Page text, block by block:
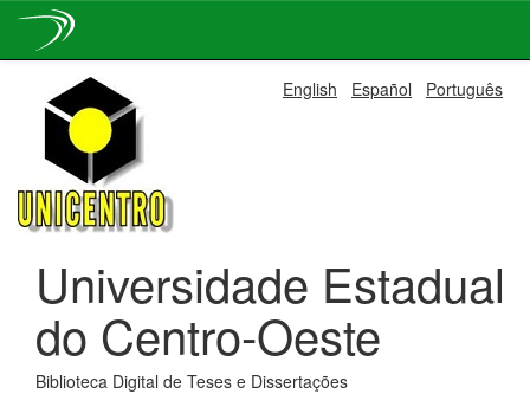
navigation
English Español Português
Universidade Estadual
do Centro-Oeste
Biblioteca Digital de Teses e Dissertações